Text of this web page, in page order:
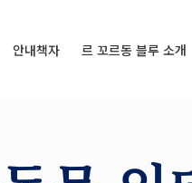
안내책자 르 꼬르동 블루 소개